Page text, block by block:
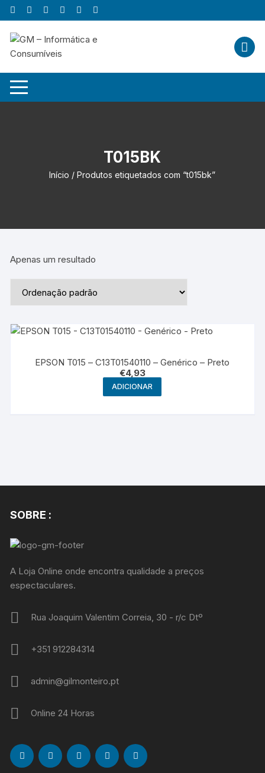
Skip
to
content
T015BK
Início / Produtos etiquetados com “t015bk”
Apenas um resultado
EPSON T015 – C13T01540110 – Genérico – Preto
€4,93
ADICIONAR
SOBRE :
A Loja Online onde encontra qualidade a preços
espectaculares.
Rua Joaquim Valentim Correia, 30 - r/c Dtº
+351 912284314
admin@gilmonteiro.pt
Online 24 Horas